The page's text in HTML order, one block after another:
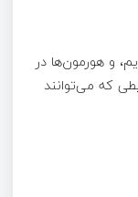
و هورمون‌ها در
که می‌توانند